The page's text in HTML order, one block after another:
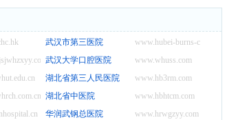
www.hubei-burns-center.com
武汉市第三医院
www.whuss.com
武汉大学口腔医院
www.hb3rm.com
湖北省第三人民医院
www.hbhtcm.com
湖北省中医院
www.hrwgzyy.com
华润武钢总医院